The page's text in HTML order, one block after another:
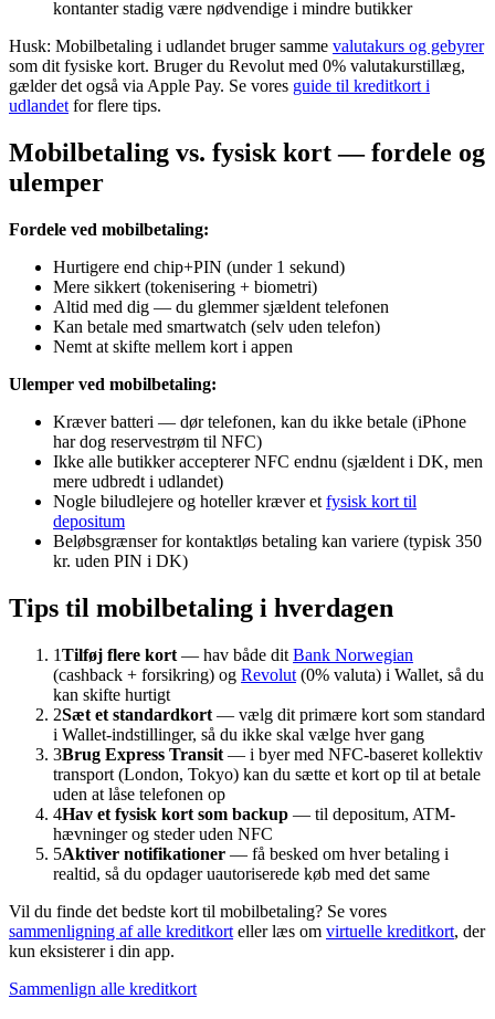
kontanter stadig være nødvendige i mindre butikker
Husk: Mobilbetaling i udlandet bruger samme valutakurs og gebyrer
som dit fysiske kort. Bruger du Revolut med 0% valutakurstillæg,
gælder det også via Apple Pay. Se vores guide til kreditkort i
udlandet for flere tips.
Mobilbetaling vs. fysisk kort — fordele og
ulemper
Fordele ved mobilbetaling:
Hurtigere end chip+PIN (under 1 sekund)
Mere sikkert (tokenisering + biometri)
Altid med dig — du glemmer sjældent telefonen
Kan betale med smartwatch (selv uden telefon)
Nemt at skifte mellem kort i appen
Ulemper ved mobilbetaling:
Kræver batteri — dør telefonen, kan du ikke betale (iPhone
har dog reservestrøm til NFC)
Ikke alle butikker accepterer NFC endnu (sjældent i DK, men
mere udbredt i udlandet)
Nogle biludlejere og hoteller kræver et fysisk kort til
depositum
Beløbsgrænser for kontaktløs betaling kan variere (typisk 350
kr. uden PIN i DK)
Tips til mobilbetaling i hverdagen
1Tilføj flere kort — hav både dit Bank Norwegian
(cashback + forsikring) og Revolut (0% valuta) i Wallet, så du
kan skifte hurtigt
2Sæt et standardkort — vælg dit primære kort som standard
i Wallet-indstillinger, så du ikke skal vælge hver gang
3Brug Express Transit — i byer med NFC-baseret kollektiv
transport (London, Tokyo) kan du sætte et kort op til at betale
uden at låse telefonen op
4Hav et fysisk kort som backup — til depositum, ATM-
hævninger og steder uden NFC
5Aktiver notifikationer — få besked om hver betaling i
realtid, så du opdager uautoriserede køb med det same
Vil du finde det bedste kort til mobilbetaling? Se vores
sammenligning af alle kreditkort eller læs om virtuelle kreditkort, der
kun eksisterer i din app.
Sammenlign alle kreditkort